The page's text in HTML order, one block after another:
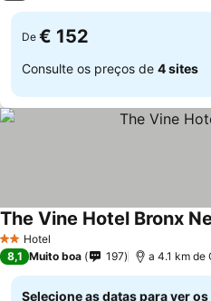
De € 152
Consulte os preços de 4 sites
2 Estrelas
Hotel
The Vine Hotel Bronx
8,1 Muito boa 197 a 4.1 km de
Selecione as datas para ver